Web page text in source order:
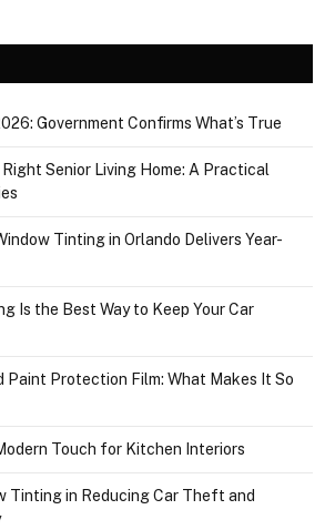
Government Confirms What’s True
Senior Living Home: A Practical
Tinting in Orlando Delivers Year-
Is the Best Way to Keep Your Car
Paint Protection Film: What Makes It So
Touch for Kitchen Interiors
Tinting in Reducing Car Theft and